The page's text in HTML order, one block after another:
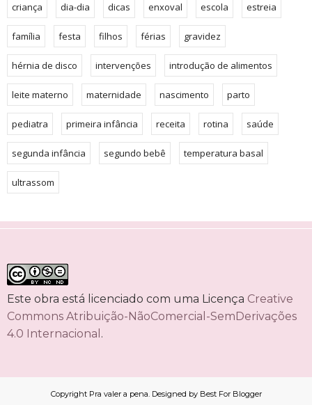
criança dia-dia dicas enxoval escola estreia
família festa filhos férias gravidez
hérnia de disco intervenções introdução de alimentos
leite materno maternidade nascimento parto
pediatra primeira infância receita rotina saúde
segunda infância segundo bebê temperatura basal
ultrassom
Este obra está licenciado com uma Licença Creative
Commons Atribuição-NãoComercial-SemDerivações
4.0 Internacional .
Copyright Pra valer a pena. Designed by Best For Blogger